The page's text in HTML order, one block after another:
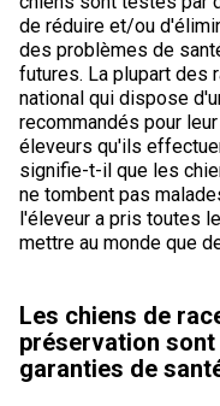
de réduire et/ou
des problèmes de
futures. La plupart des
national qui dispose
recommandés pour
éleveurs qu'ils
signifie-t-il que les
ne tombent pas
l'éleveur a pris toutes
mettre au monde que
Les chiens de
préservation
garanties de